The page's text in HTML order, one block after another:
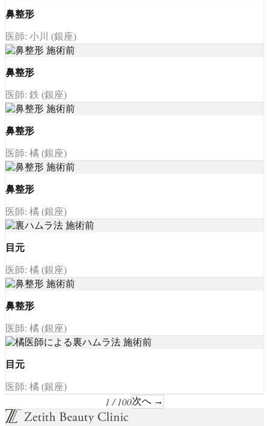
鼻整形
医師: 小川 (銀座)
鼻整形
医師: 鉄 (銀座)
鼻整形
医師: 橘 (銀座)
鼻整形
医師: 橘 (銀座)
目元
医師: 橘 (銀座)
鼻整形
医師: 橘 (銀座)
目元
医師: 橘 (銀座)
1 / 100次へ →